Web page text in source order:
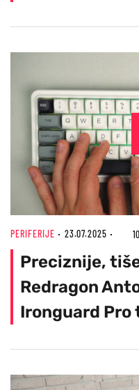
PERIFERIJE 23.07.2025
Preciznije,
Redragon
Ironguard